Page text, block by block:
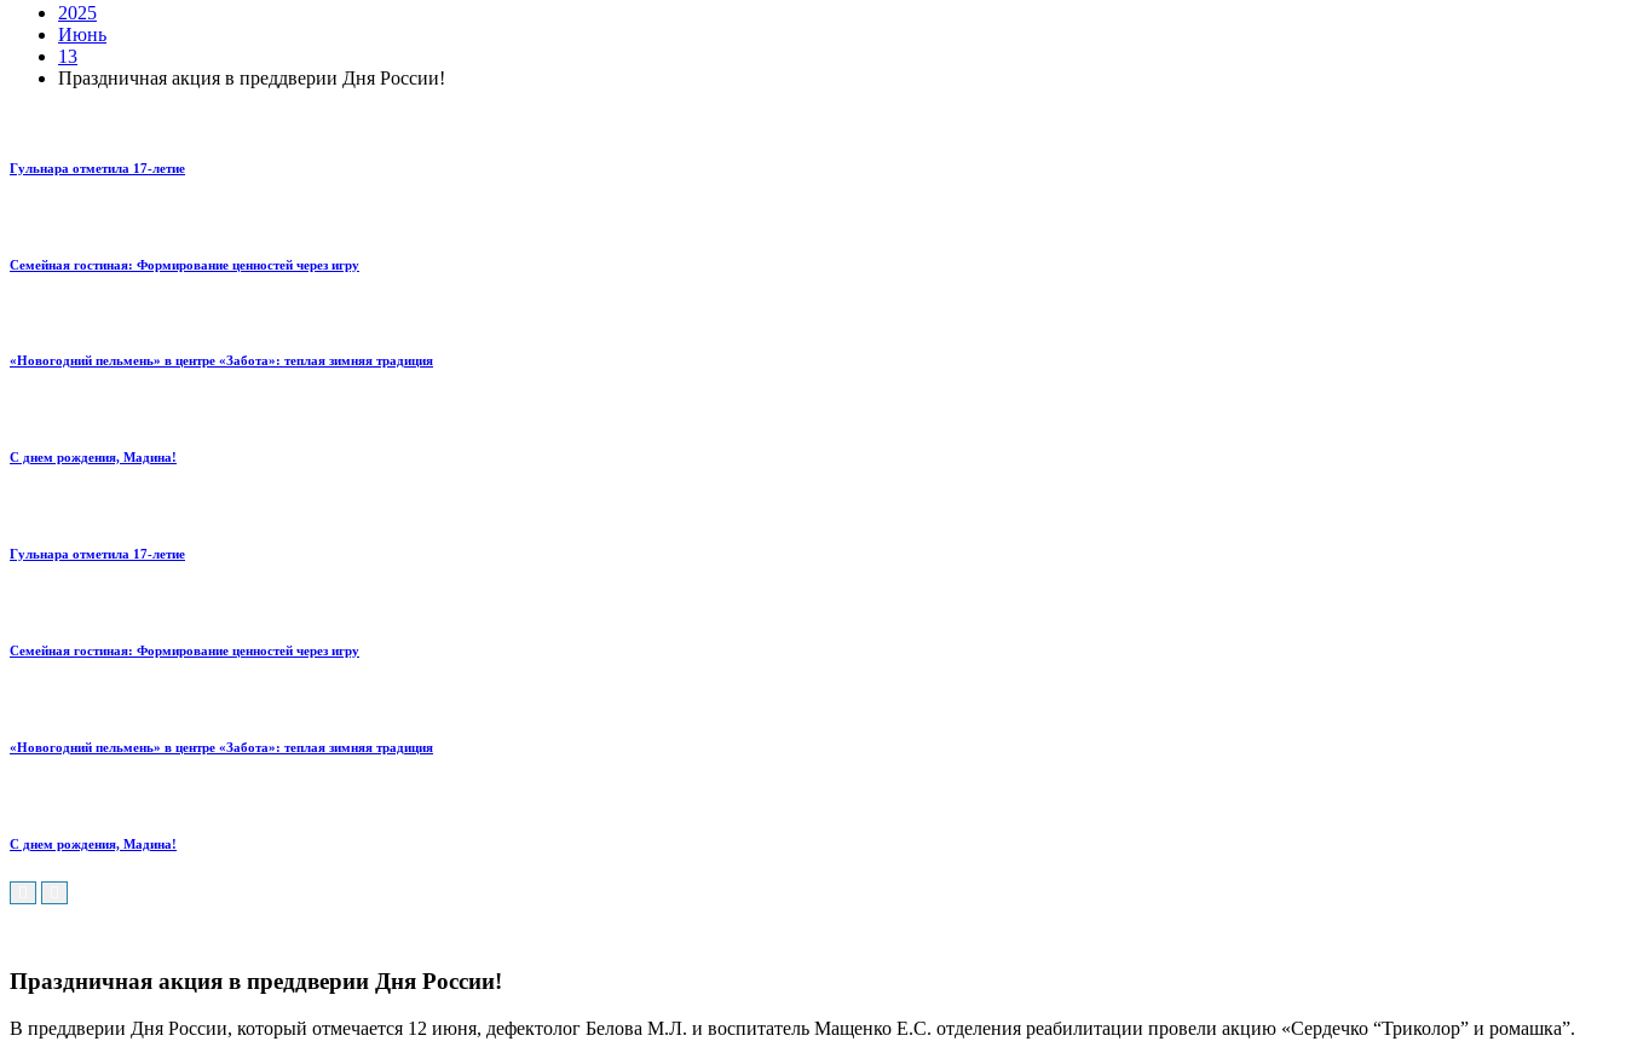
2025
Июнь
13
Праздничная акция в преддверии Дня России!
Гульнара отметила 17‑летие
Семейная гостиная: Формирование ценностей через игру
«Новогодний пельмень» в центре «Забота»: теплая зимняя традиция
С днем рождения, Мадина!
Гульнара отметила 17‑летие
Семейная гостиная: Формирование ценностей через игру
«Новогодний пельмень» в центре «Забота»: теплая зимняя традиция
С днем рождения, Мадина!
Праздничная акция в преддверии Дня России!
В преддверии Дня России, который отмечается 12 июня, дефектолог Белова М.Л. и воспитатель Мащенко Е.С. отделения реабилитации провели акцию «Сердечко “Триколор” и ромашка”.